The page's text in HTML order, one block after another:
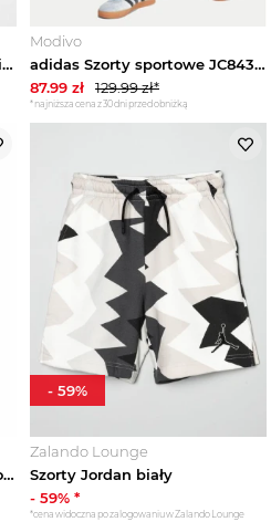
Sukienka letnia Lee Cooper niebieski
Modivo
adidas Szorty sportowe JC8433 Czarny Loose Fit
87.99 zł 129.99zł*
*najniższa cena z 30 dni przed obniżką
Sukienka z dżerseju Boss różowy
Zalando Lounge
Szorty Jordan biały
- 59% *
*cena widoczna po zalogowaniu w Zalando Lounge
- 59%